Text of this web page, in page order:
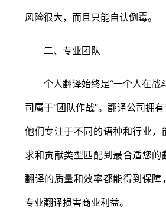
风险很大，而且只能自认倒霉。
二、专业团队
个人翻译始终是“一个人在战
司属于“团队作战”。翻译公司拥有
他们专注于不同的语种和行业，
求和贡献类型匹配到最合适您的
翻译的质量和效率都能得到保障
专业翻译损害商业利益。